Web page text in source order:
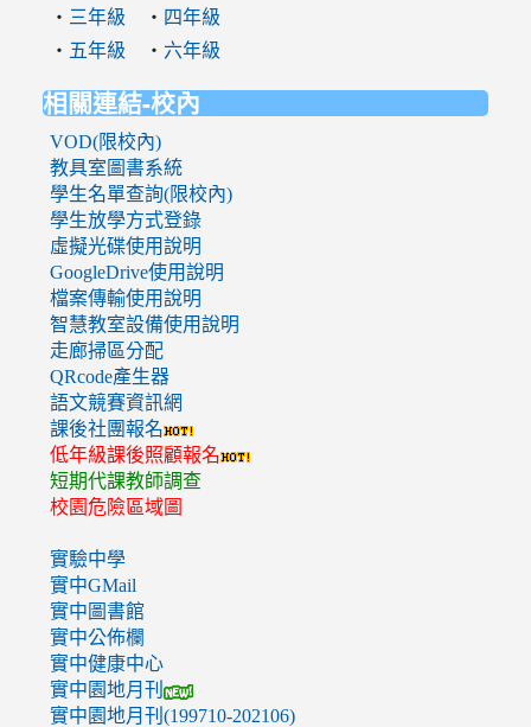
‧ 三年級 ‧ 四年級
‧ 五年級 ‧ 六年級
相關連結-校內
VOD(限校內)
教具室圖書系統
學生名單查詢(限校內)
學生放學方式登錄
虛擬光碟使用說明
GoogleDrive使用說明
檔案傳輸使用說明
智慧教室設備使用說明
走廊掃區分配
QRcode產生器
語文競賽資訊網
課後社團報名
低年級課後照顧報名
短期代課教師調查
校園危險區域圖
實驗中學
實中GMail
實中圖書館
實中公佈欄
實中健康中心
實中園地月刊
實中園地月刊(199710-202106)